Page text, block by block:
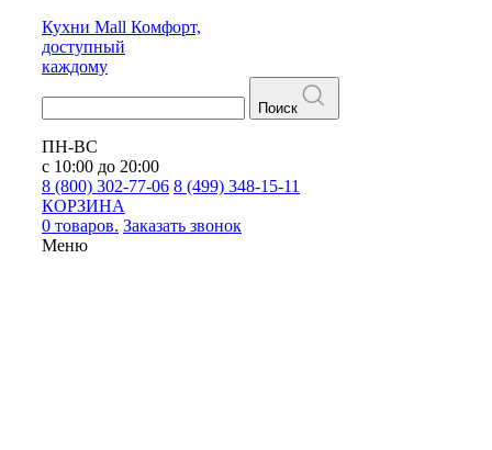
Кухни Mall Комфорт,
доступный
каждому
Поиск
ПН-ВС
с 10:00 до 20:00
8 (800) 302-77-06 8 (499) 348-15-11
КОРЗИНА
0 товаров. Заказать звонок
Меню